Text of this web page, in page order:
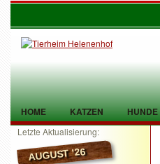
HOME KATZEN HUNDE
TIER GEFUNDEN KONTAKT
Letzte Aktualisierung:
AUGUST ’26